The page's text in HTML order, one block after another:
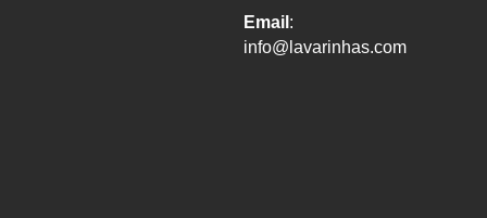
Email :
info@lavarinhas.com